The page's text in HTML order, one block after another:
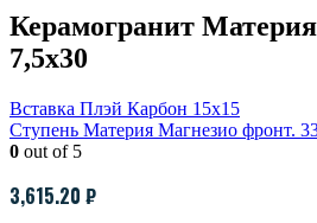
Керамогранит
7,5х30
Вставка Плэй Карбон 15х15
Ступень Материя Магнезио фронт.
0 out of 5
3,615.20 ₽